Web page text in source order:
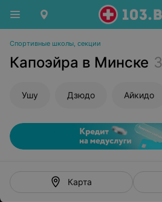
Спортивные школы, секции
Капоэйра в Минске 3
Ушу Дзюдо Айкидо
Карта